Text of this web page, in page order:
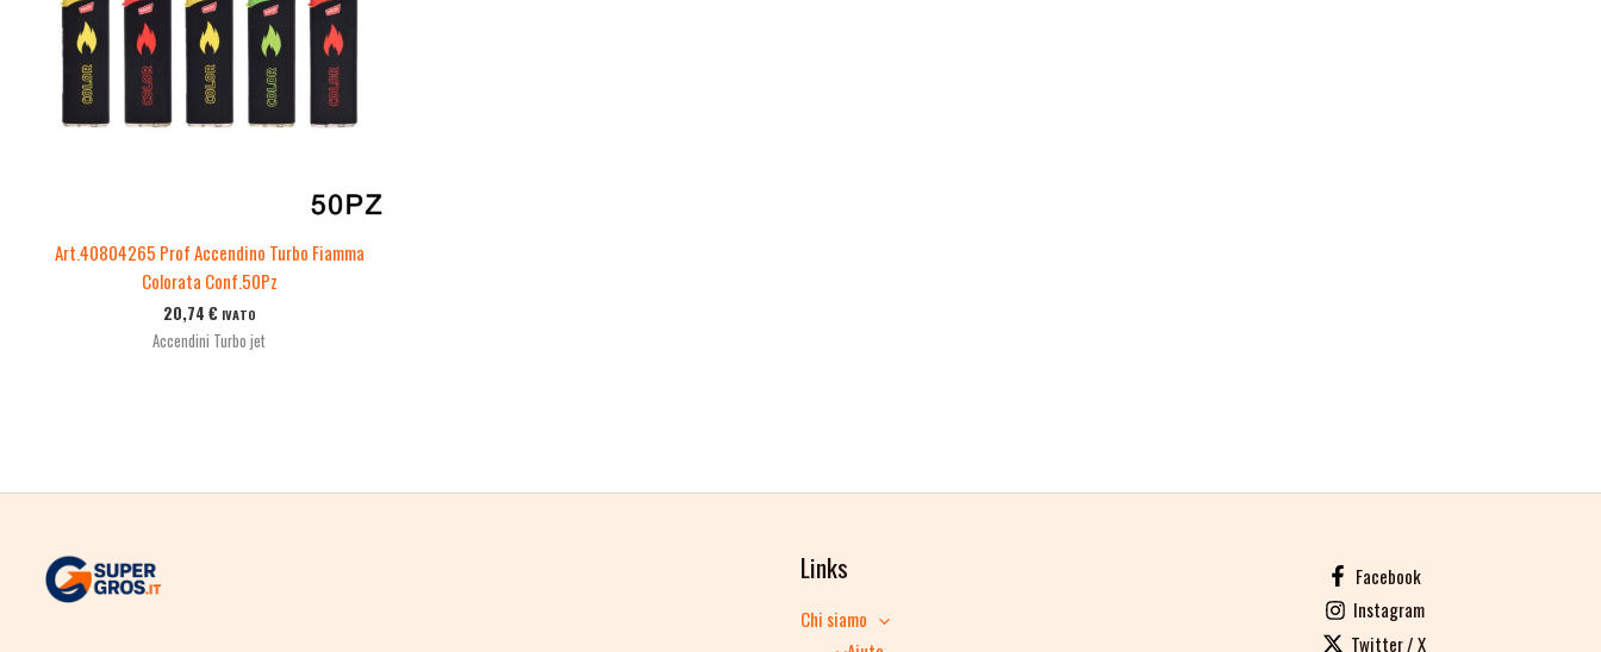
Art.40804265 Prof Accendino Turbo Fiamma
Colorata Conf.50Pz
20,74 € IVATO
Accendini Turbo jet
Links
Chi siamo
Facebook
Instagram
Twitter / X